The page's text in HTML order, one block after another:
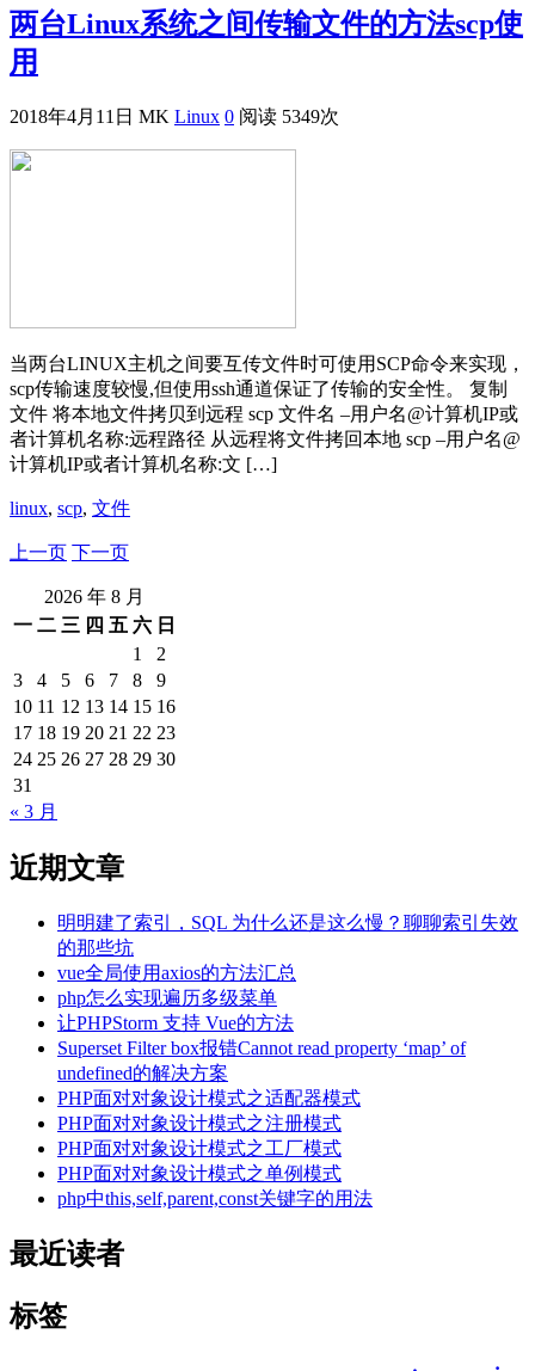
两台Linux系统之间传输文件的方法scp使
用
2018年4月11日 MK Linux 0 阅读 5349次
当两台LINUX主机之间要互传文件时可使用SCP命令来实现，
scp传输速度较慢,但使用ssh通道保证了传输的安全性。 复制
文件 将本地文件拷贝到远程 scp 文件名 –用户名@计算机IP或
者计算机名称:远程路径 从远程将文件拷回本地 scp –用户名@
计算机IP或者计算机名称:文 […]
linux, scp, 文件
上一页 下一页
2026 年 8 月
一 二 三 四 五 六 日
1
2
3
4 5 6 7 8
9
10 11 12 13 14 15 16
17 18 19 20 21 22 23
24 25 26 27 28 29 30
31
« 3 月
近期文章
明明建了索引，SQL 为什么还是这么慢？聊聊索引失效
的那些坑
vue全局使用axios的方法汇总
php怎么实现遍历多级菜单
让PHPStorm 支持 Vue的方法
Superset Filter box报错Cannot read property ‘map’ of
undefined的解决方案
PHP面对对象设计模式之适配器模式
PHP面对对象设计模式之注册模式
PHP面对对象设计模式之工厂模式
PHP面对对象设计模式之单例模式
php中this,self,parent,const关键字的用法
最近读者
标签